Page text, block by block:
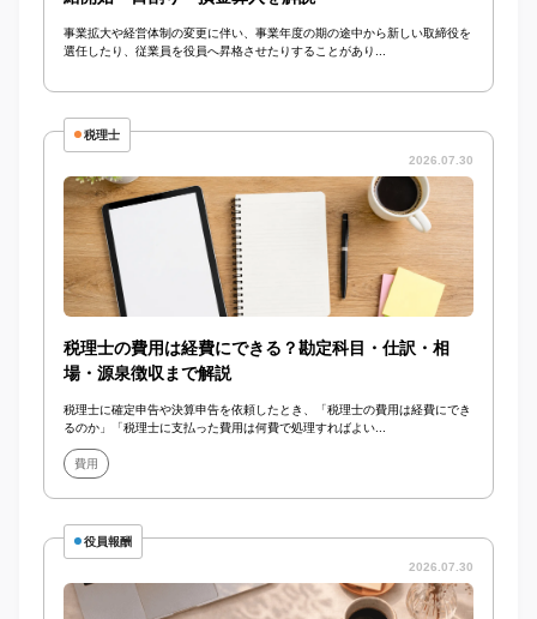
事業拡大や経営体制の変更に伴い、事業年度の期の途中から新しい取締役を
選任したり、従業員を役員へ昇格させたりすることがあり...
税理士
2026.07.30
税理士の費用は経費にできる？勘定科目・仕訳・相
場・源泉徴収まで解説
税理士に確定申告や決算申告を依頼したとき、「税理士の費用は経費にでき
るのか」「税理士に支払った費用は何費で処理すればよい...
費用
役員報酬
2026.07.30